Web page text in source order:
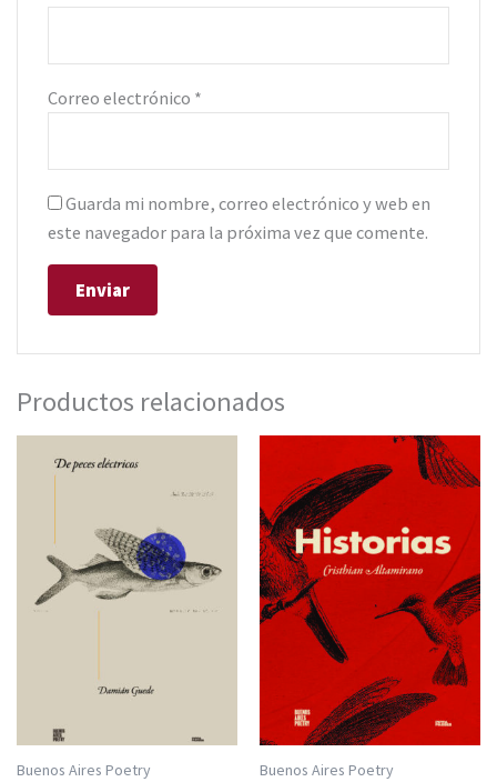
Correo electrónico *
Guarda mi nombre, correo electrónico y web en
este navegador para la próxima vez que comente.
Productos relacionados
Buenos Aires Poetry Buenos Aires Poetry